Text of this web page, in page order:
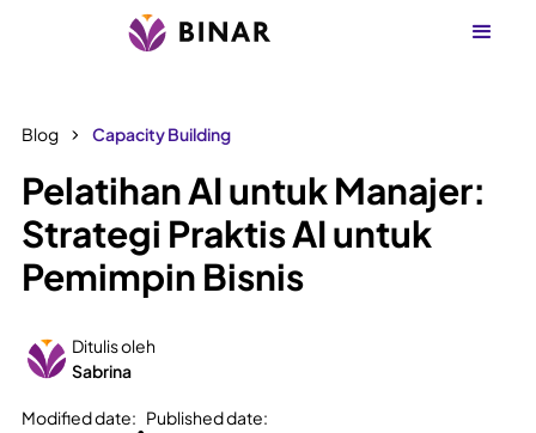
Blog Capacity Building
Pelatihan AI untuk Manajer:
Strategi Praktis AI untuk
Pemimpin Bisnis
Ditulis oleh
Sabrina
Modified date: Published date: